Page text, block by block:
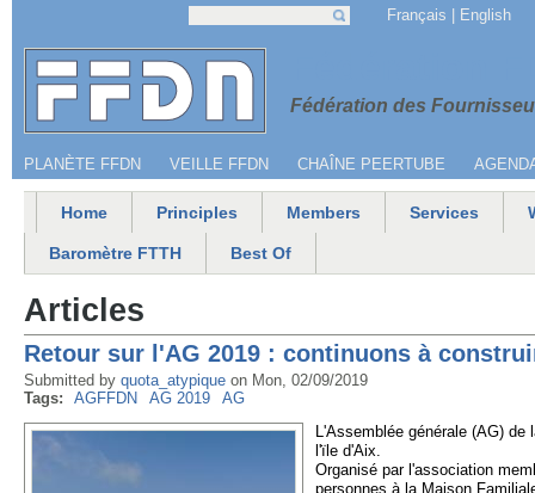
Jump to navigation
Fédération des
Menu secondaire
PLANÈTE FFDN VEILLE FFDN CHAÎNE PEERTUBE
Français English
Main menu
Home Principles Members Services
Baromètre FTTH Best Of
Articles
Retour sur l'AG 2019 : continuons à
Submitted by quota_atypique on Mon, 02/09/2019
Tags:
AGFFDN AG 2019
AG
L'Assemblée générale (AG)
l'ïle d'Aix.
Organisé par l'association
personnes à la Maison